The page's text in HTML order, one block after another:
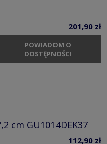
201,90 zł
POWIADOM O
DOSTĘPNOŚCI
cm GU1014DEK37
112,90 zł